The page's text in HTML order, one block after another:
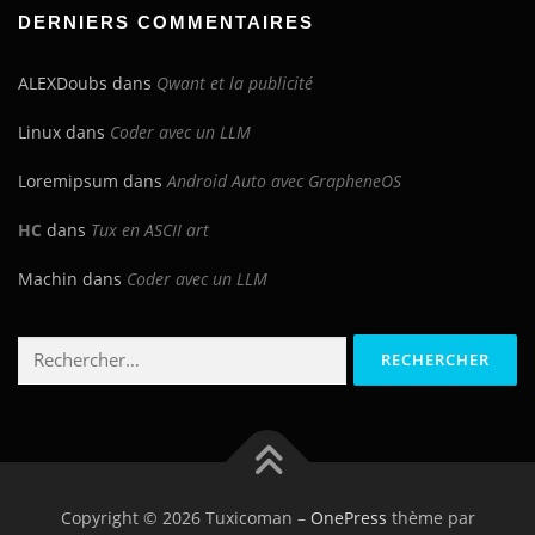
DERNIERS COMMENTAIRES
ALEXDoubs dans Qwant et la publicité
Linux dans Coder avec un LLM
Loremipsum dansAndroid Auto avec GrapheneOS
HC dans Tux en ASCII art
Machin dans Coder avec un LLM
Rechercher :
Copyright © 2026 Tuxicoman – OnePress thème par